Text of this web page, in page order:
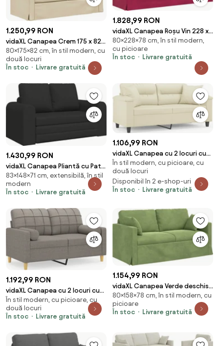
1.250,99 RON
vidaXL Canapea Crem 175 x 82 x
80 cm țesătură
80×175×82 cm, în stil modern, cu
două locuri
În stoc
Livrare gratuită
1.828,99 RON
vidaXL Canapea Roșu Vin 228 x
78 x 80 cm Catifea
80×228×78 cm, în stil modern,
cu picioare
În stoc
Livrare gratuită
1.430,99 RON
vidaXL Canapea Pliantă cu Pat
Negru 148 x 71 x 83 cm țesătură
83×148×71 cm, extensibilă, în stil
modern
În stoc
Livrare gratuită
1.106,99 RON
vidaXL Canapea cu 2 locuri cu
pernuțe, crem, 140 cm, piele
ecologică
În stil modern, cu picioare, cu
două locuri
Disponibil în 2 e-shop-uri
În stoc
Livrare gratuită
1.192,99 RON
vidaXL Canapea cu 2 locuri cu
pernuțe, gri taupe, 120 cm,
textil
În stil modern, cu picioare, cu
două locuri
În stoc
Livrare gratuită
1.154,99 RON
vidaXL Canapea Verde deschis
158 x 78 x 80 cm Catifea
80×158×78 cm, în stil modern, cu
picioare
În stoc
Livrare gratuită